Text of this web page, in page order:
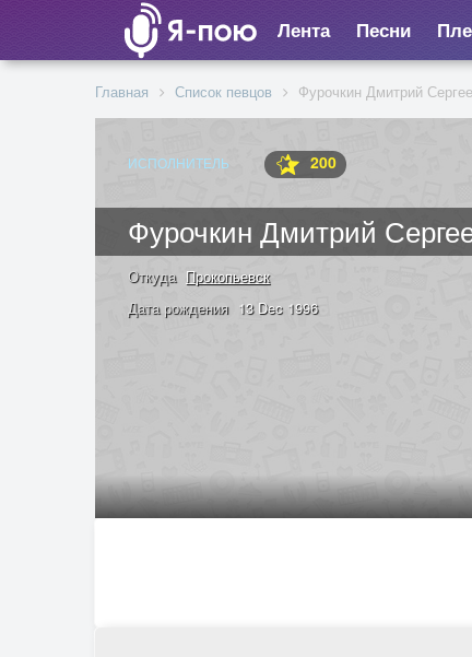
Лента Песни
Главная Список певцов Фурочкин Дмитрий
ИСПОЛНИТЕЛЬ 200
Фурочкин Дмитрий
Откуда Прокопьевск
Дата рождения 13 Dec 1996